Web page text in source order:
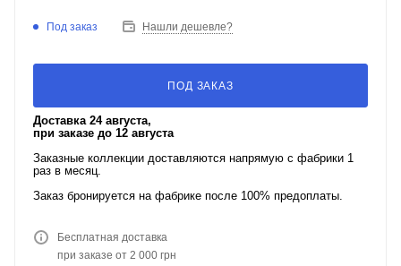
Под заказ Нашли дешевле?
ПОД ЗАКАЗ
Доставка 24 августа,
при заказе до 12 августа
Заказные коллекции доставляются напрямую с фабрики 1
раз в месяц.
Заказ бронируется на фабрике после 100% предоплаты.
Бесплатная доставка
при заказе от 2 000 грн